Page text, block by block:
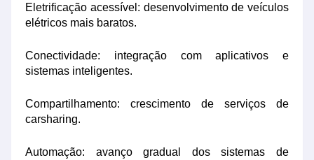
Eletrificação acessível: desenvolvimento de veículos
elétricos mais baratos.
Conectividade: integração com aplicativos e
sistemas inteligentes.
Compartilhamento: crescimento de serviços de
carsharing.
Automação: avanço gradual dos sistemas de